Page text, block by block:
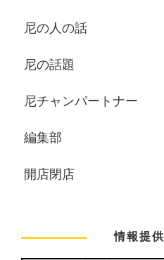
尼の人の話
尼の話題
尼チャンパートナー
編集部
開店閉店
情報提供